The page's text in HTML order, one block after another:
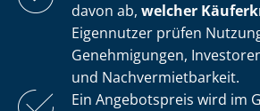
davon ab, welcher
Eigennutzer prüfen
Genehmigungen,
und Nach­ver­miet­bar­keit.
Ein Angebotspreis wird im